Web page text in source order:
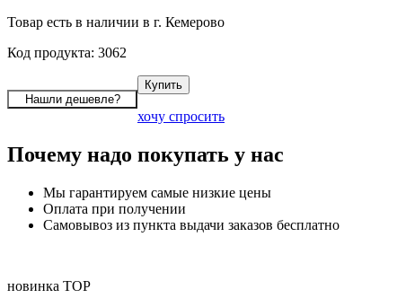
Товар есть в наличии в г. Кемерово
Код продукта: 3062
хочу спросить
Почему надо покупать у нас
Мы гарантируем самые низкие цены
Оплата при получении
Самовывоз из пункта выдачи заказов бесплатно
новинка TOP